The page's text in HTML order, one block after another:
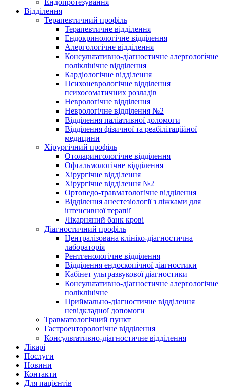
Ендопротезування
Відділення
Терапевтичний профіль
Терапевтичне відділення
Ендокринологічне відділення
Алергологічне відділення
Консультативно-діагностичне алергологічне
поліклінічне відділення
Кардіологічне відділення
Психоневрологічне відділення
психосоматичних розладів
Неврологічне відділення
Неврологічне відділення №2
Відділення паліативної доломоги
Відділення фізичної та реабілітаційної
медицини
Хірургічний профіль
Отоларингологічне відділення
Офтальмологічне відділення
Хірургічне відділення
Хірургічне відділення №2
Ортопедо-травматологічне відділення
Відділення анестезіології з ліжками для
інтенсивної терапії
Лікарняний банк крові
Діагностичний профіль
Централізована клініко-діагностична
лабораторія
Рентгенологічне відділення
Відділення ендоскопічної діагностики
Кабінет ультразвукової діагностики
Консультативно-діагностичне алергологічне
поліклінічне
Приймально-діагностичне відділення
невідкладної допомоги
Травматологічний пункт
Гастроенторологічне відділення
Консультативно-діагностичне відділення
Лікарі
Послуги
Новини
Контакти
Для пацієнтів